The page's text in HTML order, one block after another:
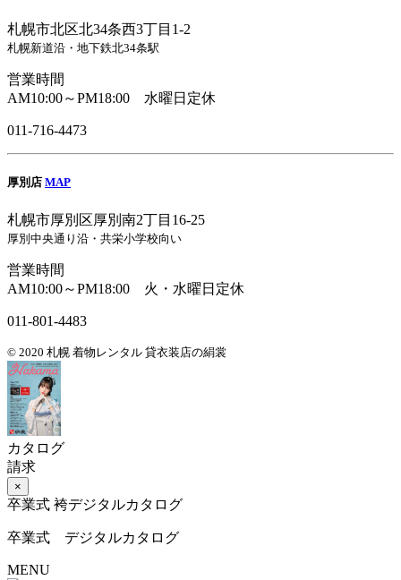
札幌市北区北34条西3丁目1-2
札幌新道沿・地下鉄北34条駅
営業時間
AM10:00～PM18:00 水曜日定休
011-716-4473
厚別店 MAP
札幌市厚別区厚別南2丁目16-25
厚別中央通り沿・共栄小学校向い
営業時間
AM10:00～PM18:00 火・水曜日定休
011-801-4483
© 2020 札幌 着物レンタル 貸衣装店の絹裳
カタログ
請求
×
卒業式 袴デジタルカタログ
卒業式 デジタルカタログ
MENU